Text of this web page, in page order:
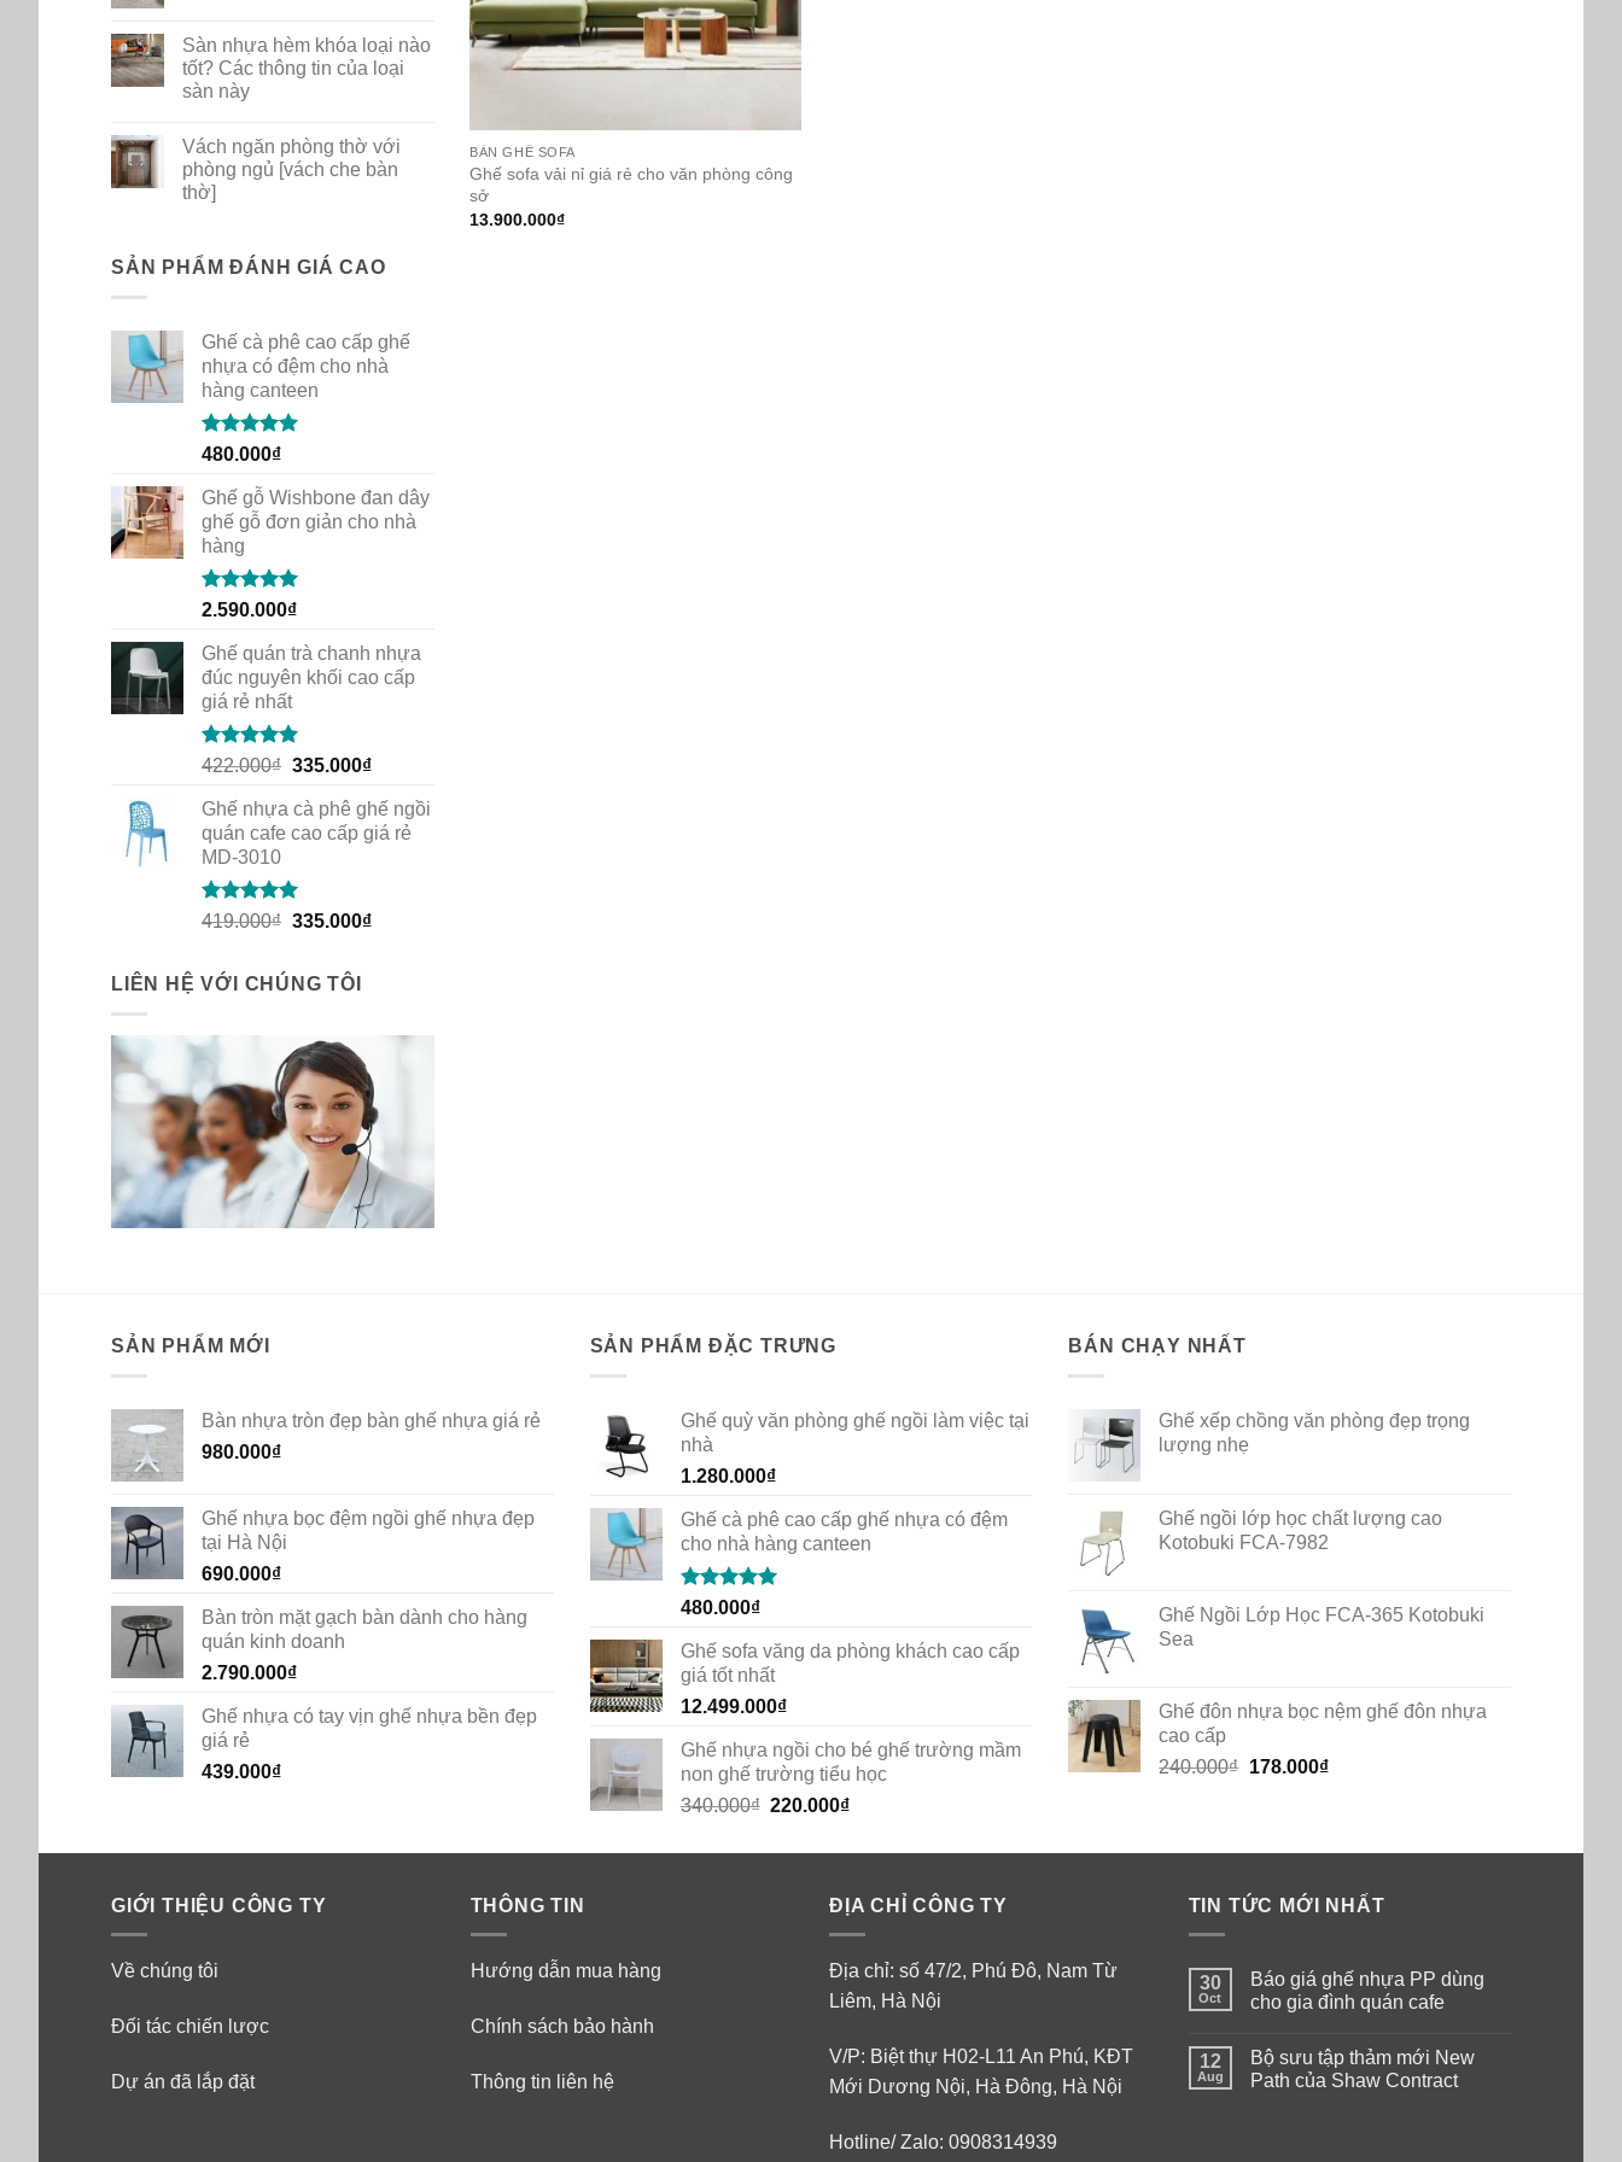
PP
dùng
cho
gia
cafe
on
Bộ
sưu
tập
New
Path
của
Shaw
Contract
Sàn nhựa hèm khóa loại nào
tốt? Các thông tin của loại
sàn này
on
Sàn
nhựa
hèm
tốt?
Các
loại
sàn
Vách ngăn phòng thờ với
phòng ngủ [vách che bàn
thờ]
Vách
phòng
ngủ
[vách
bàn
thờ]
SẢN PHẨM ĐÁNH GIÁ CAO
Ghế cà phê cao cấp ghế
nhựa có đệm cho nhà
hàng canteen
Rated5.00
480.000₫
Ghế gỗ Wishbone đan dây
ghế gỗ đơn giản cho nhà
hàng
Rated5.00
2.590.000₫
Ghế quán trà chanh nhựa
đúc nguyên khối cao cấp
giá rẻ nhất
Rated5.00
422.000₫ Original
was:
422.000₫.
335.000₫Current
is:
335.000₫.
Ghế nhựa cà phê ghế ngồi
quán cafe cao cấp giá rẻ
MD-3010
Rated5.00
419.000₫ Original
419.000₫.
335.000₫Current
LIÊN HỆ VỚI CHÚNG TÔI
BÀN GHẾ SOFA
Ghế sofa vải nỉ giá rẻ cho văn phòng công
sở
13.900.000₫
SẢN PHẨM MỚI
Bàn nhựa tròn đẹp bàn ghế nhựa giá rẻ
980.000₫
Ghế nhựa bọc đệm ngồi ghế nhựa đẹp
tại Hà Nội
690.000₫
Bàn tròn mặt gạch bàn dành cho hàng
quán kinh doanh
2.790.000₫
Ghế nhựa có tay vịn ghế nhựa bền đẹp
giá rẻ
439.000₫
SẢN PHẨM ĐẶC TRƯNG
Ghế quỳ văn phòng ghế ngồi làm việc tại
nhà
1.280.000₫
Ghế cà phê cao cấp ghế nhựa có đệm
cho nhà hàng canteen
Rated5.00
480.000₫
Ghế sofa văng da phòng khách cao cấp
giá tốt nhất
12.499.000₫
Ghế nhựa ngồi cho bé ghế trường mầm
non ghế trường tiểu học
340.000₫ Original
was:
220.000₫Current
is:
BÁN CHẠY NHẤT
Ghế xếp chồng văn phòng đẹp trọng
lượng nhẹ
Ghế ngồi lớp học chất lượng cao
Kotobuki FCA-7982
Ghế Ngồi Lớp Học FCA-365 Kotobuki
Sea
Ghế đôn nhựa bọc nệm ghế đôn nhựa
cao cấp
240.000₫ Original
178.000₫Current
GIỚI THIỆU CÔNG TY
Về chúng tôi
Đối tác chiến lược
Dự án đã lắp đặt
THÔNG TIN
Hướng dẫn mua hàng
Chính sách bảo hành
Thông tin liên hệ
ĐỊA CHỈ CÔNG TY
Địa chỉ: số 47/2, Phú Đô, Nam Từ
Liêm, Hà Nội
V/P: Biệt thự H02-L11 An Phú, KĐT
Mới Dương Nội, Hà Đông, Hà Nội
Hotline/ Zalo: 0908314939
TIN TỨC MỚI NHẤT
30
Oct
Báo giá ghế nhựa PP dùng
cho gia đình quán cafe
on
Báo
giá
12
Aug
Bộ sưu tập thảm mới New
Path của Shaw Contract